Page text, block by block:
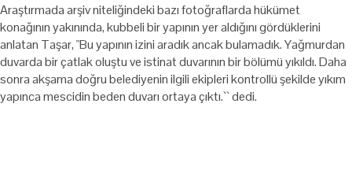
Araştırmada arşiv niteliğindeki bazı fotoğraflarda hükümet
konağının yakınında, kubbeli bir yapının yer aldığını gördüklerini
anlatan Taşar, "Bu yapının izini aradık ancak bulamadık. Yağmurdan
duvarda bir çatlak oluştu ve istinat duvarının bir bölümü yıkıldı. Daha
sonra akşama doğru belediyenin ilgili ekipleri kontrollü şekilde yıkım
yapınca mescidin beden duvarı ortaya çıktı.`` dedi.